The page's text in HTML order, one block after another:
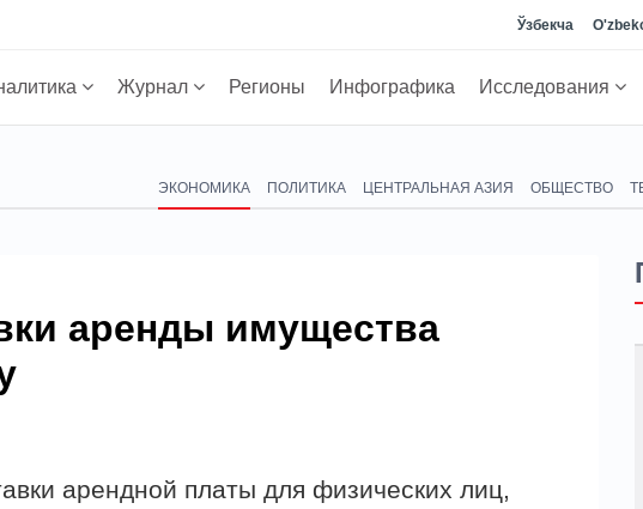
Ўзбекча
Журнал Регионы Инфографика Исследования
ЭКОНОМИКА ПОЛИТИКА ЦЕНТРАЛЬНАЯ АЗИЯ ОБЩЕСТВО
аренды имущества
арендной платы для физических лиц,